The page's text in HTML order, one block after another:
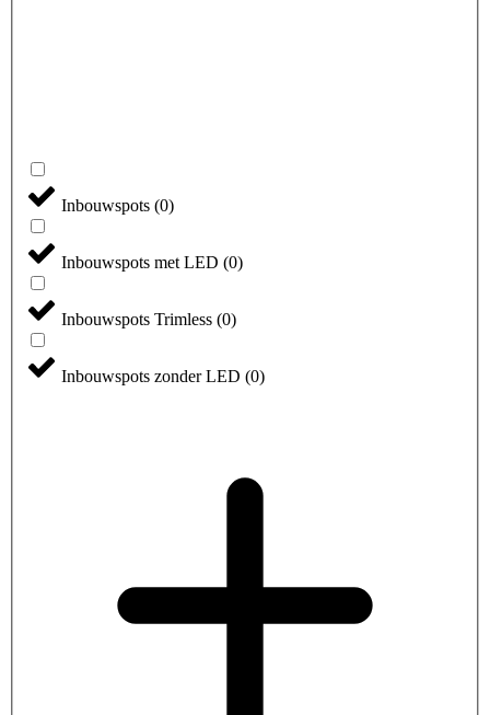
Inbouwspots (0)
Inbouwspots met LED (0)
Inbouwspots Trimless (0)
Inbouwspots zonder LED (0)